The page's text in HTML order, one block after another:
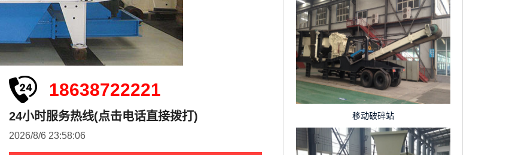
18638722221
24小时服务热线(点击电话直接拨打)
2026/8/6 23:58:06
移动破碎站